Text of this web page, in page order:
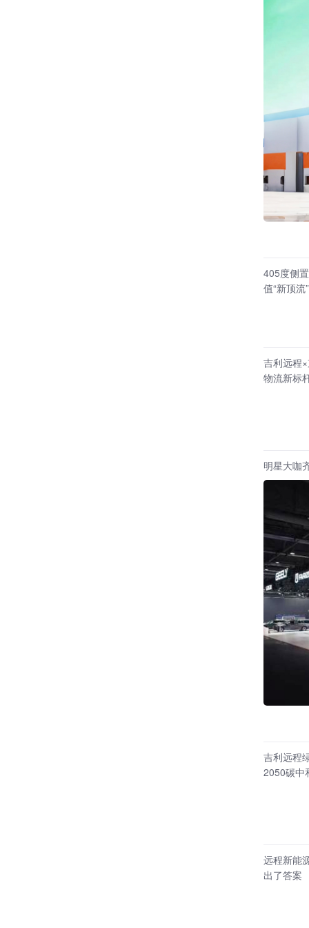
405度侧
值“新顶流”
吉利远程
物流新标
明星大咖
吉利远程
2050碳中
远程新能
出了答案